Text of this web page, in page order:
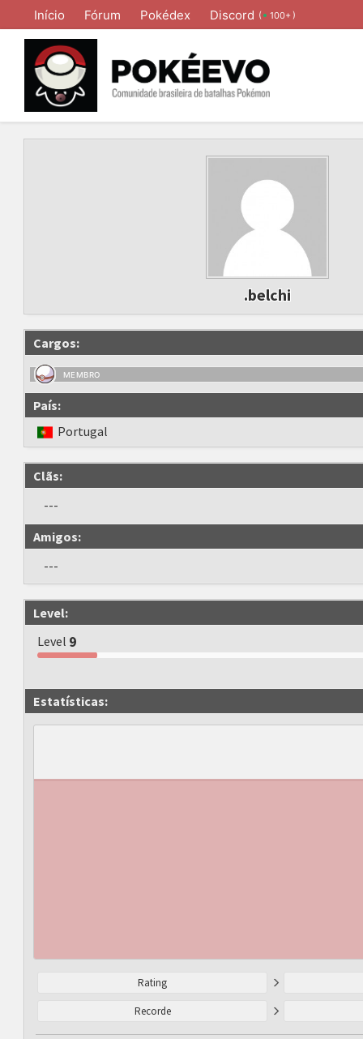
Início Fórum Pokédex Discord ( 100+ )
.belchi
Cargos:
MEMBRO
País:
Portugal
Clãs:
---
Amigos:
---
Level:
Level 9
Estatísticas:
Rating
Recorde